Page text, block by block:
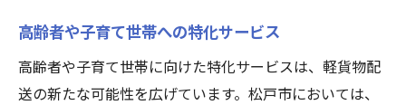
高齢者や子育て世帯への特化サービス
高齢者や子育て世帯に向けた特化サービスは、軽貨物配
送の新たな可能性を広げています。松戸市においては、